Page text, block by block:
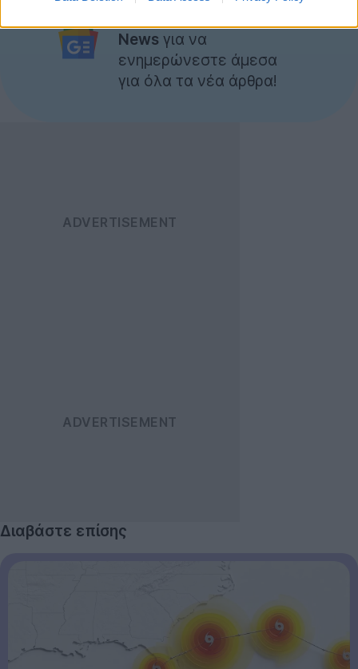
News για να
ενημερώνεστε άμεσα
για όλα τα νέα άρθρα!
Διαβάστε επίσης